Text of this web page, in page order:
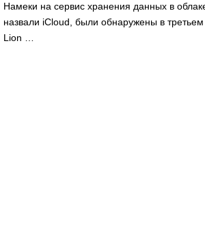
Намеки на сервис хранения данных в
назвали iCloud, были обнаружены в
Lion …